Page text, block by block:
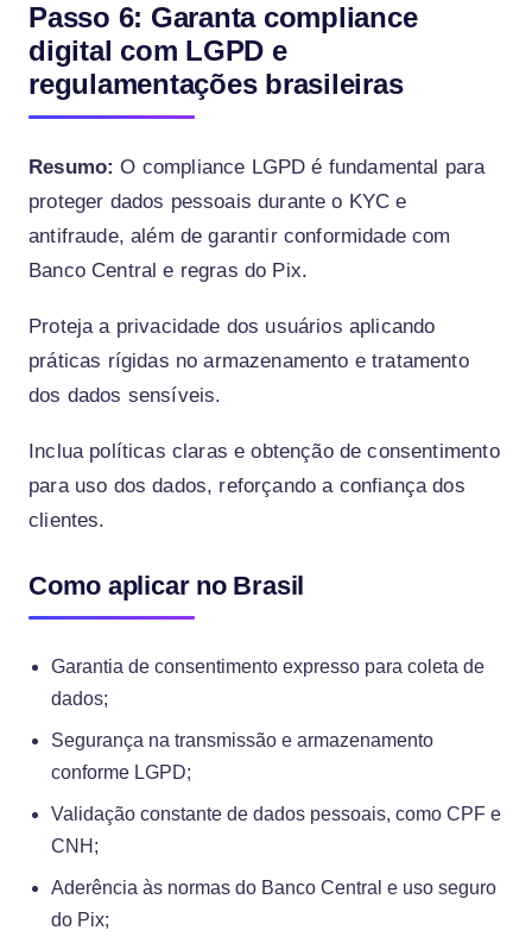
Passo 6: Garanta compliance
digital com LGPD e
regulamentações brasileiras
Resumo: O compliance LGPD é fundamental para
proteger dados pessoais durante o KYC e
antifraude, além de garantir conformidade com
Banco Central e regras do Pix.
Proteja a privacidade dos usuários aplicando
práticas rígidas no armazenamento e tratamento
dos dados sensíveis.
Inclua políticas claras e obtenção de consentimento
para uso dos dados, reforçando a confiança dos
clientes.
Como aplicar no Brasil
Garantia de consentimento expresso para coleta de
dados;
Segurança na transmissão e armazenamento
conforme LGPD;
Validação constante de dados pessoais, como CPF e
CNH;
Aderência às normas do Banco Central e uso seguro
do Pix;